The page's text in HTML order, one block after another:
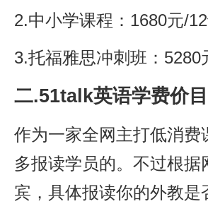
2.中小学课程：1680元/12
3.托福雅思冲刺班：5280
二.51talk英语学费价
作为一家全网主打低消
多报读学员的。不过根
宾，具体报读你的外教